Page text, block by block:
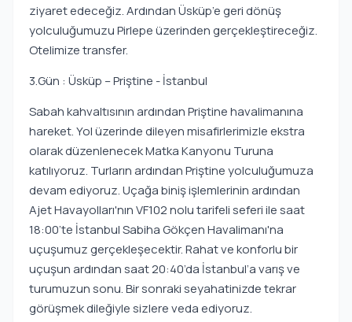
ziyaret edeceğiz. Ardından Üsküp’e geri dönüş
yolculuğumuzu Pirlepe üzerinden gerçekleştireceğiz.
Otelimize transfer.
3.Gün : Üsküp – Priştine - İstanbul
Sabah kahvaltısının ardından Priştine havalimanına
hareket. Yol üzerinde dileyen misafirlerimizle ekstra
olarak düzenlenecek Matka Kanyonu Turuna
katılıyoruz. Turların ardından Priştine yolculuğumuza
devam ediyoruz. Uçağa biniş işlemlerinin ardından
Ajet Havayolları'nın VF102 nolu tarifeli seferi ile saat
18:00’te İstanbul Sabiha Gökçen Havalimanı'na
uçuşumuz gerçekleşecektir. Rahat ve konforlu bir
uçuşun ardından saat 20:40’da İstanbul’a varış ve
turumuzun sonu. Bir sonraki seyahatinizde tekrar
görüşmek dileğiyle sizlere veda ediyoruz.